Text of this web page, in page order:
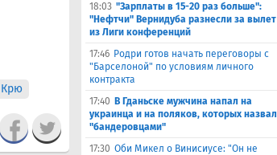
Крю
18:03 "Зарплаты в 15-20 раз больше":
"Нефтчи" Вернидуба разнесли за вылет
из Лиги конференций
17:46 Родри готов начать переговоры с
"Барселоной" по условиям личного
контракта
17:40 В Гданьске мужчина напал на
украинца и на поляков, которых назвал
"бандеровцами"
17:30 Оби Микел о Винисиусе: "Он не